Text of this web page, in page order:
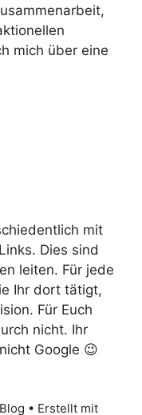
mich über eine
mit
Dies sind
leiten. Für jede
Ihr dort tätigt,
Für Euch
nicht. Ihr
Google 😉
• Erstellt mit